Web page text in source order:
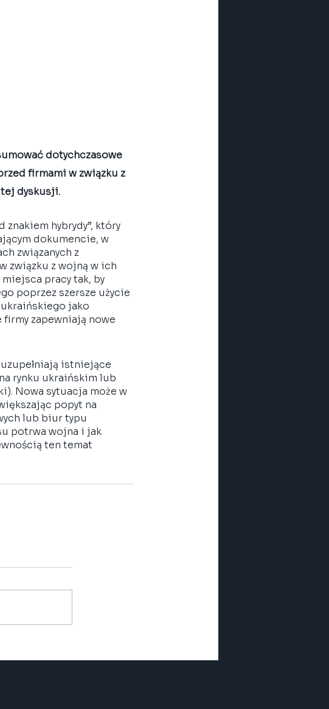
dotychczasowe
firmami w związku z
tej dyskusji.
hybrydy”, który
dokumencie, w
związanych z
związku z wojną w ich
pracy tak, by
poprzez szersze użycie
jako
zapewniają nowe
istniejące
rynku ukraińskim lub
Nowa sytuacja może w
popyt na
lub biur typu
potrwa wojna i jak
ten temat